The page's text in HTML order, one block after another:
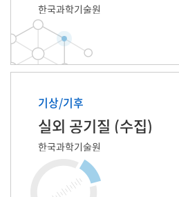
한국과학기술원
기상/기후
실외 공기질 (수집)
한국과학기술원